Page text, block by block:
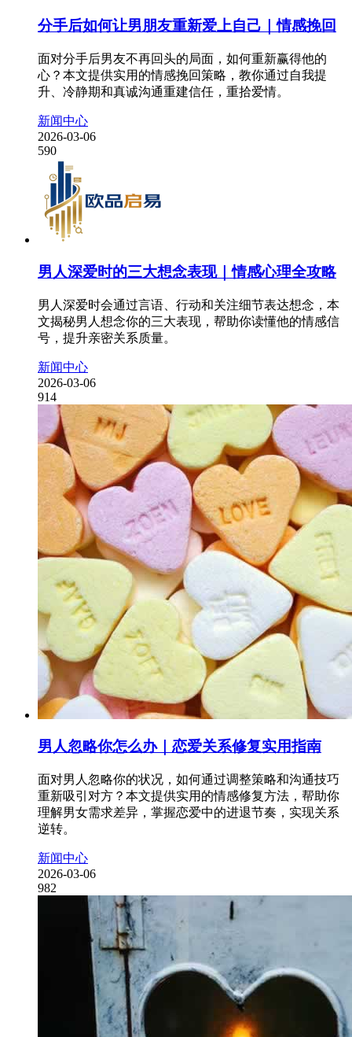
分手后如何让男朋友重新爱上自己｜情感挽回
面对分手后男友不再回头的局面，如何重新赢得他的
心？本文提供实用的情感挽回策略，教你通过自我提
升、冷静期和真诚沟通重建信任，重拾爱情。
新闻中心
2026-03-06
590
男人深爱时的三大想念表现｜情感心理全攻略
男人深爱时会通过言语、行动和关注细节表达想念，本
文揭秘男人想念你的三大表现，帮助你读懂他的情感信
号，提升亲密关系质量。
新闻中心
2026-03-06
914
男人忽略你怎么办｜恋爱关系修复实用指南
面对男人忽略你的状况，如何通过调整策略和沟通技巧
重新吸引对方？本文提供实用的情感修复方法，帮助你
理解男女需求差异，掌握恋爱中的进退节奏，实现关系
逆转。
新闻中心
2026-03-06
982